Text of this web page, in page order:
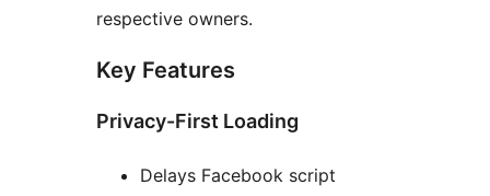
respective owners.
Key Features
Privacy-First Loading
Delays Facebook script